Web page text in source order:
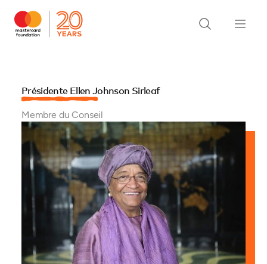
Présidente Ellen Johnson Sirleaf
Membre du Conseil